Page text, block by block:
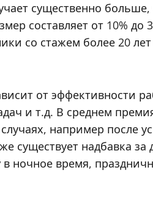
существенно
составляет от 10% до
со стажем более 20
от эффективности
и т.д. В среднем
например после
существует надбавка за
в ночное время,